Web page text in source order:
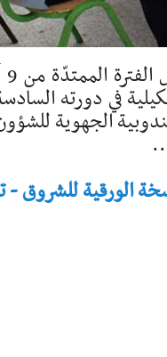
في دورته
الجهوية
للشروق - تاريخ